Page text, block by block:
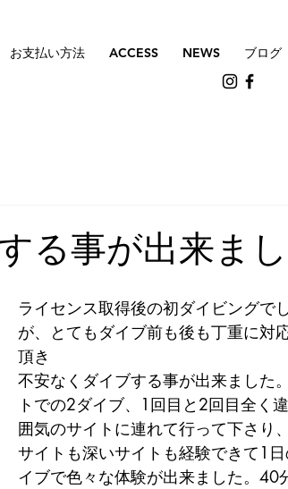
お支払い方法 ACCESS NEWS ブログ
る事が出来ま
ライセンス取得後の初ダイビングで
が、とてもダイブ前も後も丁重に対
頂き
不安なくダイブする事が出来ました
トでの2ダイブ、1回目と2回目全く
囲気のサイトに連れて行って下さり
サイトも深いサイトも経験できて1
イブで色々な体験が出来ました。40